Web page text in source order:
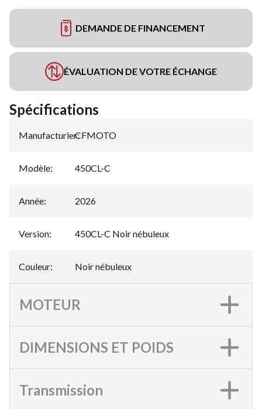
DEMANDE DE FINANCEMENT
ÉVALUATION DE VOTRE ÉCHANGE
Spécifications
Manufacturier:
CFMOTO
Modèle: 450CL-C
Année: 2026
Version: 450CL-C Noir nébuleux
Couleur: Noir nébuleux
MOTEUR
DIMENSIONS ET POIDS
Transmission